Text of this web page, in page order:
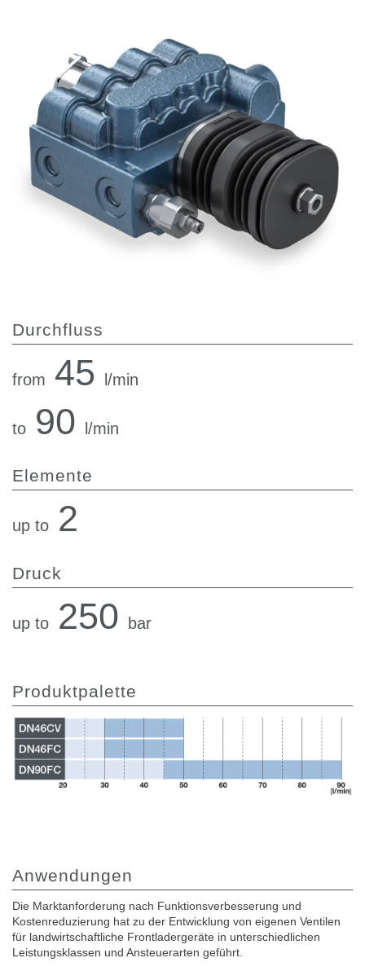
Motori elettrici brushless - Serie MS
Radialkolben-Motoren
Für Bondioli & Pavesi produzierte Orbitalmotoren
Kupplungssysteme
Kontrolle
Integrierte Hydrauliksysteme
Steuergeräte
Cartridgeventile
Leitungseinbauventile
Servosteuerungen
Lüfter Steuerungssystem Fan Drive
Wärmetauscher
Durchfluss
from 45 l/min
to 90 l/min
Elemente
up to 2
Druck
up to 250 bar
Produktpalette
Anwendungen
Die Marktanforderung nach Funktionsverbesserung und
Kostenreduzierung hat zu der Entwicklung von eigenen Ventilen
für landwirtschaftliche Frontladergeräte in unterschiedlichen
Leistungsklassen und Ansteuerarten geführt.